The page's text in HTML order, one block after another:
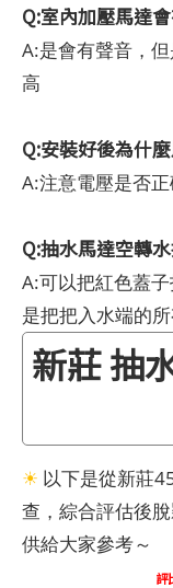
Q:室內加壓馬達
A:是會有聲音，
高
Q:安裝好後為什
A:注意電壓是否
Q:抽水馬達空轉
A:可以把紅色蓋
是把把入水端的
新莊 抽
☀ 以下是從新莊
查，綜合評估後
供給大家參考～
評